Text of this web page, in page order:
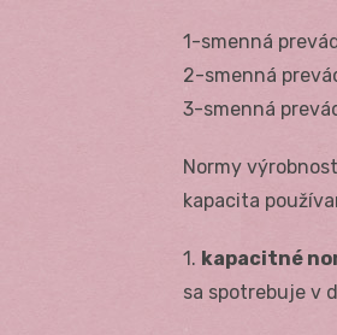
1-smenná
2-smenná
3-smenná
Normy
kapacita
1. kapacitné
sa spotrebuje v